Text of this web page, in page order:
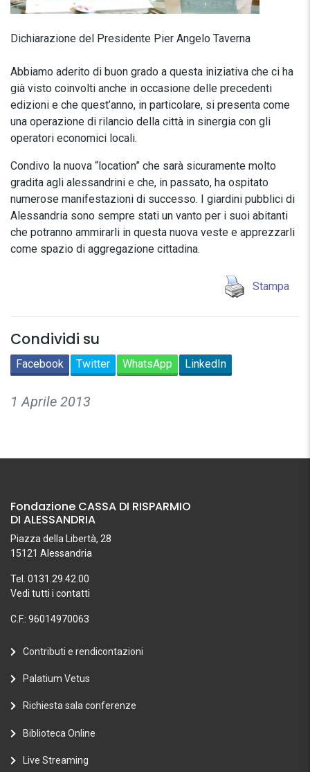
Dichiarazione del Presidente Pier Angelo Taverna
Abbiamo aderito di buon grado a questa iniziativa che ci ha
già visto coinvolti anche in occasione delle precedenti
edizioni e che quest’anno, in particolare, si presenta come
una operazione di rilancio della città in sinergia con gli
operatori economici locali.
Condivo la nuova “location” che sarà sicuramente molto
gradita agli alessandrini e che, in passato, ha ospitato
numerose manifestazioni di successo. I giardini pubblici di
Alessandria sono sempre stati un vanto per i suoi abitanti
che potranno ammirarli in questa nuova veste e apprezzarli
come spazio di aggregazione cittadina.
Stampa
Condividi su
Facebook Twitter WhatsApp LinkedIn
1 Aprile 2013
Fondazione CASSA DI RISPARMIO
DI ALESSANDRIA
Piazza della Libertà, 28
15121 Alessandria
Tel. 0131.29.42.00
Vedi tutti i contatti
C.F.: 96014970063
Contributi e rendicontazioni
Palatium Vetus
Richiesta sala conferenze
Biblioteca Online
Live Streaming